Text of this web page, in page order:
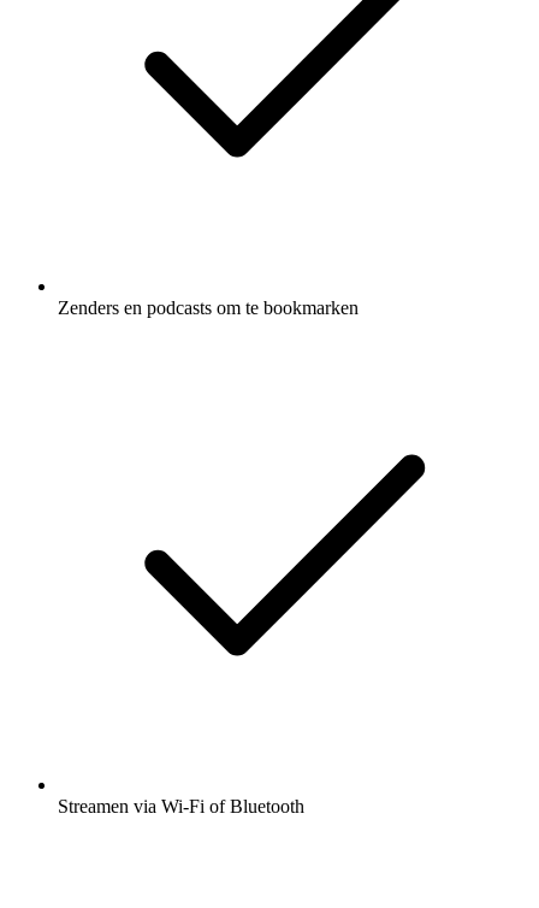
Zenders en podcasts om te bookmarken
Streamen via Wi-Fi of Bluetooth